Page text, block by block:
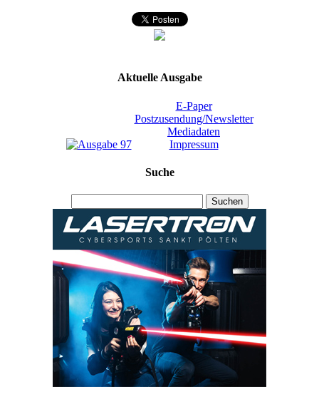
Aktuelle Ausgabe
E-Paper
Postzusendung/Newsletter
Mediadaten
Impressum
Suche
Suchen